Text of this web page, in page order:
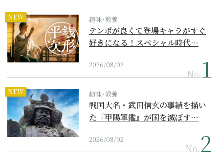
NEW 趣味･教養
テンポが良くて登場キャラがすぐ
好きになる！スペシャル時代…
2026/08/02
No.
NEW 趣味･教養
戦国大名・武田信玄の事績を描い
た『甲陽軍鑑』が国を滅ぼす…
2026/08/02
No.